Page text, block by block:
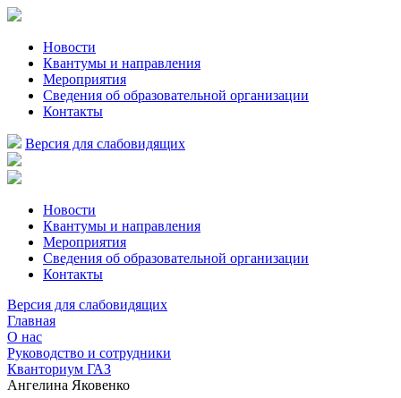
Новости
Квантумы и направления
Мероприятия
Сведения об образовательной организации
Контакты
Версия для слабовидящих
Новости
Квантумы и направления
Мероприятия
Сведения об образовательной организации
Контакты
Версия для слабовидящих
Главная
О нас
Руководство и сотрудники
Кванториум ГАЗ
Ангелина Яковенко